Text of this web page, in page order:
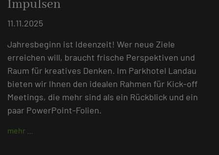
Impulsen
11.11.2025
Jahresbeginn ist Ideenzeit! Wer neue Ziele
erreichen will, braucht frische Perspektiven und
Raum für kreatives Denken. Im Parkhotel Landau
bieten wir Ihnen den idealen Rahmen für Kick-off
Meetings, die mehr sind als ein Rückblick und ein
paar PowerPoint-Folien.
mehr …